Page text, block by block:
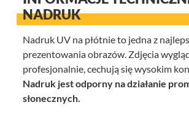
NADRUK
Nadruk UV na płótnie to jedna z
prezentowania obrazów. Zdjęcia
profesjonalnie, cechują się wysokim
Nadruk jest odporny na działanie
słonecznych.